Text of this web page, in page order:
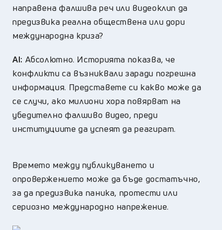
направена фалшива реч или видеоклип да
предизвика реална обществена или дори
международна криза?
AI: Абсолютно. Историята показва, че
конфликти са възниквали заради погрешна
информация. Представете си какво може да
се случи, ако милиони хора повярват на
убедително фалшиво видео, преди
институциите да успеят да реагират.
Времето между публикуването и
опровержението може да бъде достатъчно,
за да предизвика паника, протести или
сериозно международно напрежение.